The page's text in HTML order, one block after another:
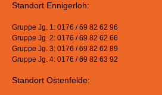
Standort Ennigerloh:
Gruppe Jg. 1: 0176 / 69 82 62 96
Gruppe Jg. 2: 0176 / 69 82 62 66
Gruppe Jg. 3: 0176 / 69 82 62 89
Gruppe Jg. 4: 0176 / 69 82 63 92
Standort Ostenfelde: